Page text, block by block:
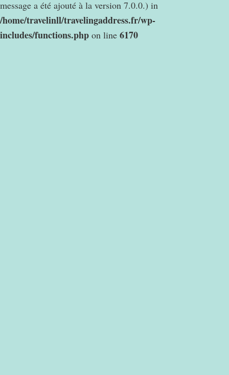
message a été ajouté à la version 7.0.0.) in
/home/travelinll/travelingaddress.fr/wp-
includes/functions.php on line 6170